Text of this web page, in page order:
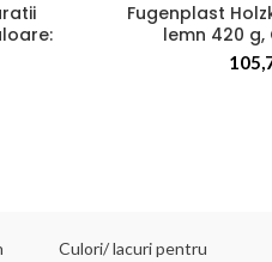
Fugenplast
lemn 420
Culori/ lacuri pentru